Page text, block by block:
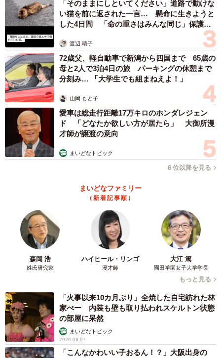
お餅風が多いかもしれません。
――眠るゆきちゃんを見ていつもどう思われますか？
カワイイなぁと温かい気持ちになります。そっと匂いを嗅
いでみたり、丸くなっている真ん中に手を入れてみたりし
ます。
――ご投稿に反響があり、たくさんの人がゆきちゃんの眠
る姿に癒やされました。どんなお気持ちですか？
犬とは思えない、クッションかと思ったと驚いて下さった
のが楽しかったです。
「そのままにしといてください」道路で動けな
い猫を前に返された一言… 懸命に生きようと
した4日間 「命の重さはみんな同じ」保護団
渡辺 晴子
72歳父、軽自動車で新潟から四国まで 65歳の
母と2人で3泊4日の旅 パーキングの休憩まで
分刻み… 「大学生でも組まねえよ！」
山岡 もと子
愛車は総走行距離17万キロのホンダレジェン
ド 「どなたか欲しい方が居たら」 大御所漫
才師が譲渡の意向
まいどなトピック
６位以降を見る
まいどなファミリー
（新着記事順）
森岡 浩
姓氏研究家
ハイヒール・リンゴ
漫才師
大江 篤
園田学園女子大学学長
もっと見る
「火事以来10カ月ぶり」全焼した自宅訪れた林
家ぺー 内装も壁も取り払われスケルトン状態
の部屋に呆然
まいどなトピック
2026.08.07
「こんなかわいい子おるん！？」大阪出身の